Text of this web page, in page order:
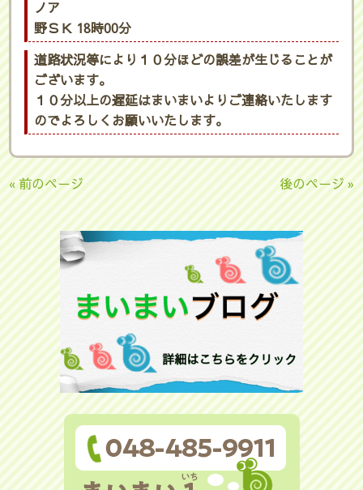
ノア
野ＳＫ 18時00分
道路状況等により１０分ほどの誤差が生じることが
ございます。
１０分以上の遅延はまいまいよりご連絡いたします
のでよろしくお願いいたします。
« 前のページ 後のページ »